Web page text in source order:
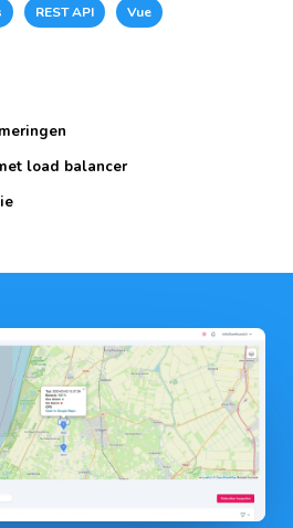
REST API Vue
load balancer